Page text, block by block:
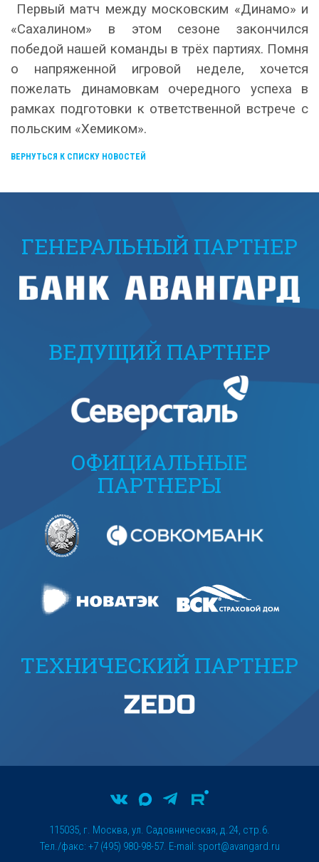
Первый матч между московским «Динамо» и
«Сахалином» в этом сезоне закончился
победой нашей команды в трёх партиях. Помня
о напряженной игровой неделе, хочется
пожелать динамовкам очередного успеха в
рамках подготовки к ответственной встрече с
польским «Хемиком».
ВЕРНУТЬСЯ К СПИСКУ НОВОСТЕЙ
ГЕНЕРАЛЬНЫЙ ПАРТНЕР
ВЕДУЩИЙ ПАРТНЕР
ОФИЦИАЛЬНЫЕ
ПАРТНЕРЫ
ТЕХНИЧЕСКИЙ ПАРТНЕР
115035, г. Москва, ул. Садовническая, д.24, стр.6.
Тел./факс: +7 (495) 980-98-57. E-mail: sport@avangard.ru